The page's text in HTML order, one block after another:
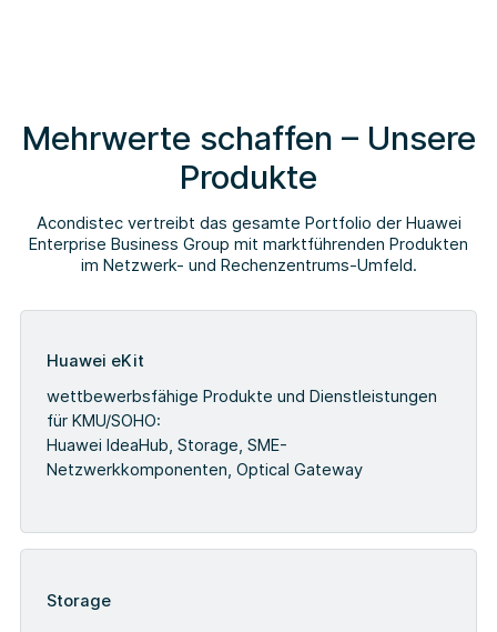
Mehrwerte schaffen – Unsere
Produkte
Acondistec vertreibt das gesamte Portfolio der Huawei
Enterprise Business Group mit marktführenden Produkten
im Netzwerk- und Rechenzentrums-Umfeld.
Huawei eKit
wettbewerbsfähige Produkte und Dienstleistungen
für KMU/SOHO:
Huawei IdeaHub, Storage, SME-
Netzwerkkomponenten, Optical Gateway
Storage